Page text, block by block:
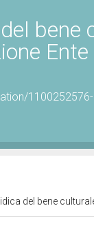
bene
del bene